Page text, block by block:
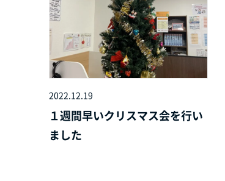
2022.12.19
１週間早いクリスマス会を行い
ました